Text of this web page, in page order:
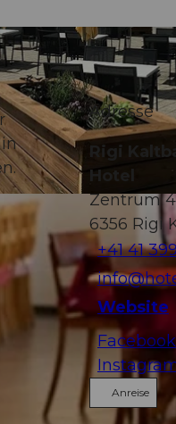
Adresse
Rigi
Hotel
Zentrum 4
6356 Rigi
+41 41
Website
Facebook
Anreise